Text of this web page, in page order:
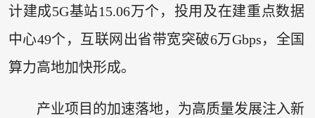
计建成5G基站15.06万个，投用及在建重点数据
中心49个，互联网出省带宽突破6万Gbps，全国
算力高地加快形成。
产业项目的加速落地，为高质量发展注入新